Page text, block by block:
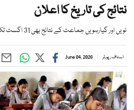
نتائج کی تاریخ کا اعلان
نویں اور گیارہویں جماعت کے نتائج بھی 31 اگست تک جاری کر دیے جائیں گے
اسٹاف رپورٹر June 04, 2026